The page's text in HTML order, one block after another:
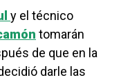
y el técnico
tomarán
de que en la
darle las